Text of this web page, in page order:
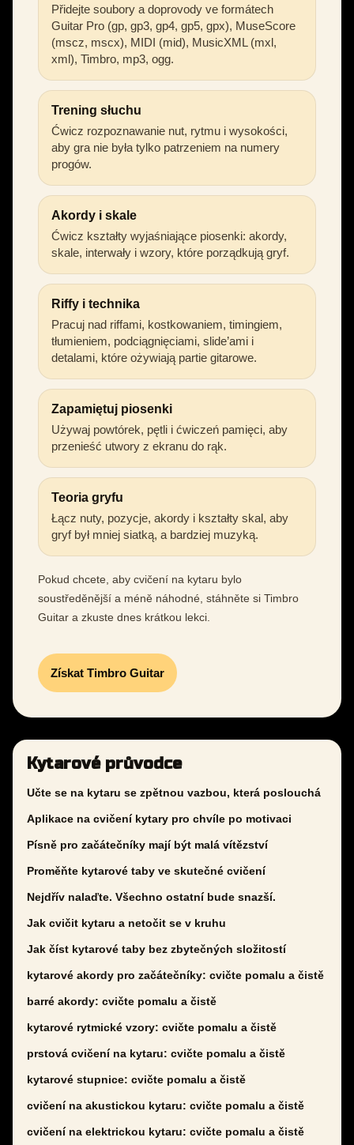
Přidejte soubory a doprovody ve formátech
Guitar Pro (gp, gp3, gp4, gp5, gpx), MuseScore
(mscz, mscx), MIDI (mid), MusicXML (mxl,
xml), Timbro, mp3, ogg.
Trening słuchu
Ćwicz rozpoznawanie nut, rytmu i wysokości,
aby gra nie była tylko patrzeniem na numery
progów.
Akordy i skale
Ćwicz kształty wyjaśniające piosenki: akordy,
skale, interwały i wzory, które porządkują gryf.
Riffy i technika
Pracuj nad riffami, kostkowaniem, timingiem,
tłumieniem, podciągnięciami, slide’ami i
detalami, które ożywiają partie gitarowe.
Zapamiętuj piosenki
Używaj powtórek, pętli i ćwiczeń pamięci, aby
przenieść utwory z ekranu do rąk.
Teoria gryfu
Łącz nuty, pozycje, akordy i kształty skal, aby
gryf był mniej siatką, a bardziej muzyką.
Pokud chcete, aby cvičení na kytaru bylo
soustředěnější a méně náhodné, stáhněte si Timbro
Guitar a zkuste dnes krátkou lekci.
Získat Timbro Guitar
Kytarové průvodce
Učte se na kytaru se zpětnou vazbou, která poslouchá
Aplikace na cvičení kytary pro chvíle po motivaci
Písně pro začátečníky mají být malá vítězství
Proměňte kytarové taby ve skutečné cvičení
Nejdřív nalaďte. Všechno ostatní bude snazší.
Jak cvičit kytaru a netočit se v kruhu
Jak číst kytarové taby bez zbytečných složitostí
kytarové akordy pro začátečníky: cvičte pomalu a čistě
barré akordy: cvičte pomalu a čistě
kytarové rytmické vzory: cvičte pomalu a čistě
prstová cvičení na kytaru: cvičte pomalu a čistě
kytarové stupnice: cvičte pomalu a čistě
cvičení na akustickou kytaru: cvičte pomalu a čistě
cvičení na elektrickou kytaru: cvičte pomalu a čistě